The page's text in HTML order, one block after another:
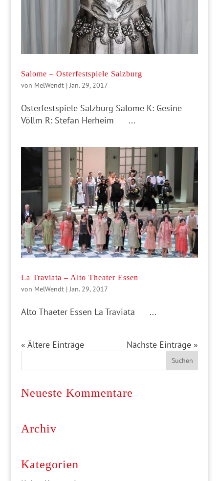
Salome – Osterfestspiele Salzburg
von MelWendt| Jan. 29, 2017
Osterfestspiele Salzburg Salome K: Gesine
Völlm R: Stefan Herheim ...
La Traviata – Alto Theater Essen
von MelWendt|Jan. 29, 2017
Alto Thaeter Essen La Traviata ...
« Ältere Einträge Nächste Einträge »
Neueste Kommentare
Archiv
Kategorien